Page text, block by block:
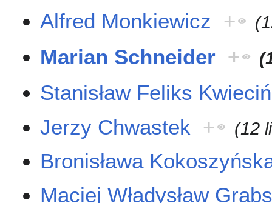
Alfred Monkiewicz
+
Marian Schneider +
Stanisław Feliks
Jerzy Chwastek + (12
Bronisława
Maciej Władysław